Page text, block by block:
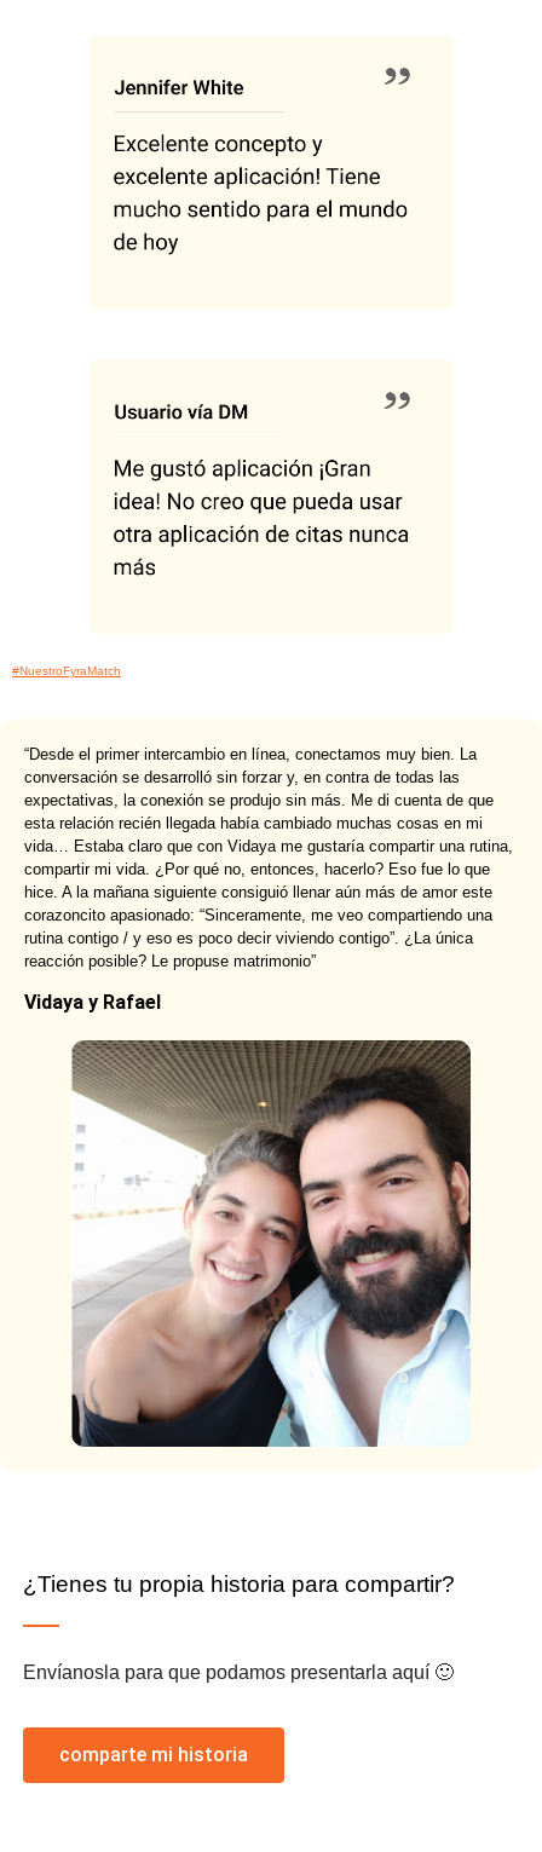
#NuestroFyraMatch
“Desde el primer intercambio en línea, conectamos muy bien. La
conversación se desarrolló sin forzar y, en contra de todas las
expectativas, la conexión se produjo sin más. Me di cuenta de que
esta relación recién llegada había cambiado muchas cosas en mi
vida… Estaba claro que con Vidaya me gustaría compartir una rutina,
compartir mi vida. ¿Por qué no, entonces, hacerlo? Eso fue lo que
hice. A la mañana siguiente consiguió llenar aún más de amor este
corazoncito apasionado: “Sinceramente, me veo compartiendo una
rutina contigo / y eso es poco decir viviendo contigo”. ¿La única
reacción posible? Le propuse matrimonio”
Vidaya y Rafael
¿Tienes tu propia historia para compartir?
Envíanosla para que podamos presentarla aquí 🙂
comparte mi historia